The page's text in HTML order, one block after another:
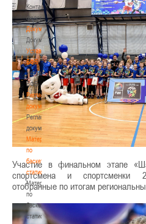
Контакты
федерации
Документы
Документы
Устав
БФБ
Устав
БФБ
Регламентирующие
документы
Регламентирующие
документы
Материалы
по
баскетбольной
статистике
Материалы
по
баскетбольной
статистике
Участие в финальном этапе
спортсмена и спортсменки
отобранные по итогам